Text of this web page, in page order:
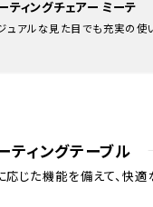
ティングチェアー ミーテ
ュアルな見た目でも充実の使
ティングテーブル
応じた機能を備えて、快適